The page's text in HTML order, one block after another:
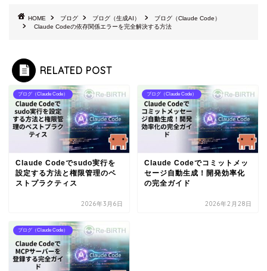
HOME ブログ ブログ（生成AI）
ブログ（Claude Code）
Claude Codeの依存関係エラーを完全解決する方法
RELATED POST
ブログ（Claude Code）
Claude Codeでsudo実行を
設定する方法と権限管理のベ
ストプラクティス
2026年3月6日
ブログ（Claude Code）
Claude Codeでコミットメッ
セージ自動生成！開発効率化
の完全ガイド
2026年2月28日
ブログ（Claude Code）